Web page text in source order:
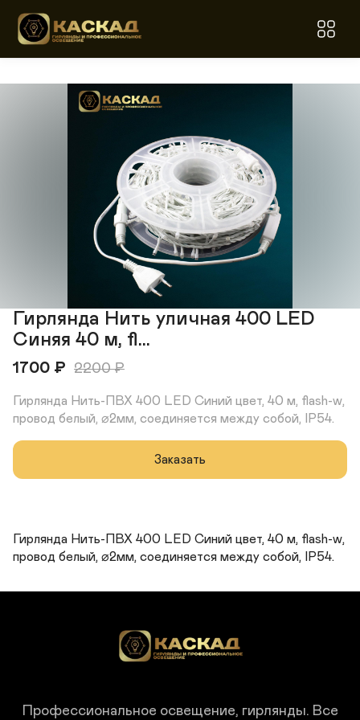
Гирлянда Нить уличная 400 LED
Синяя 40 м, fl...
1700 ₽ 2200₽
Гирлянда Нить-ПВХ 400 LED Синий цвет, 40 м, flash-w,
провод белый, ⌀2мм, соединяется между собой, IP54.
Заказать
Гирлянда Нить-ПВХ 400 LED Синий цвет, 40 м, flash-w,
провод белый, ⌀2мм, соединяется между собой, IP54.
Профессиональное освещение, гирлянды. Все